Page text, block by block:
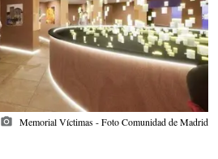
photo_camera Memorial Víctimas - Foto Comunidad de Madrid